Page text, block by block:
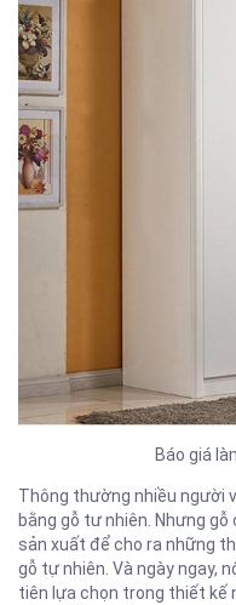
Báo giá
Thông thường nhiều người
bằng gỗ tư nhiên. Nhưng
sản xuất để cho ra những
gỗ tự nhiên. Và ngày ngay,
tiên lựa chọn trong thiết kế